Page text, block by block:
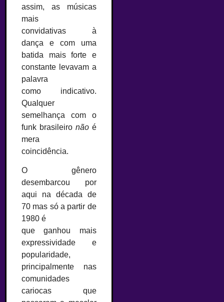
assim, as músicas
mais
convidativas à
dança e com uma
batida mais forte e
constante levavam a
palavra
como indicativo.
Qualquer
semelhança com o
funk brasileiro nãoé
mera
coincidência.
O gênero
desembarcou por
aqui na década de
70 mas só a partir de
1980 é
que ganhou mais
expressividade e
popularidade,
principalmente nas
comunidades
cariocas que